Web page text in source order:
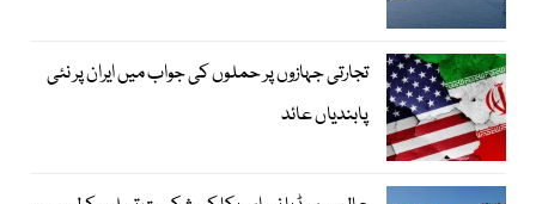
تجارتی جہازوں پر حملوں کی جواب میں ایران پر نئی
پابندیاں عائد